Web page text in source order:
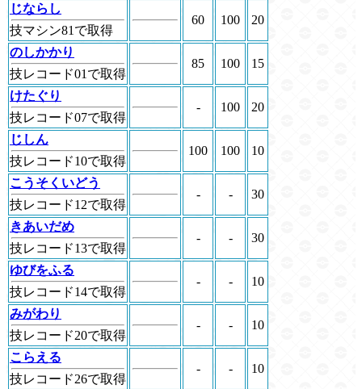
じならし
技マシン81で取得
60 100 20
のしかかり
技レコード01で取得
85 100 15
けたぐり
技レコード07で取得
- 100 20
じしん
技レコード10で取得
100 100 10
こうそくいどう
技レコード12で取得
- - 30
きあいだめ
技レコード13で取得
- - 30
ゆびをふる
技レコード14で取得
- - 10
みがわり
技レコード20で取得
- - 10
こらえる
技レコード26で取得
- - 10